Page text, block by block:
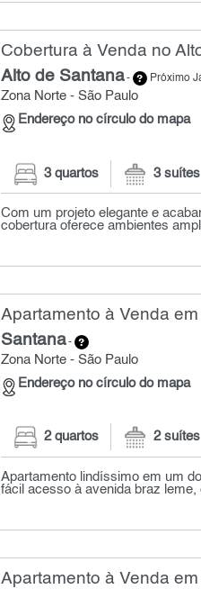
Cobertura à Venda no
Alto de Santana- Próximo
Zona Norte - São Paulo
Endereço no círculo do mapa
3 quartos 3 suítes
Com um projeto elegante e
cobertura oferece ambientes
Apartamento à Venda
Santana-
Zona Norte - São Paulo
Endereço no círculo do mapa
2 quartos 2 suítes
Apartamento lindíssimo em um
fácil acesso à avenida braz
Apartamento à Venda